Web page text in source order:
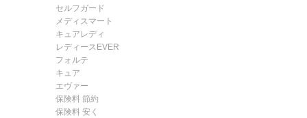
セルフガード
メディスマート
キュアレディ
レディースEVER
フォルテ
キュア
エヴァー
保険料 節約
保険料 安く